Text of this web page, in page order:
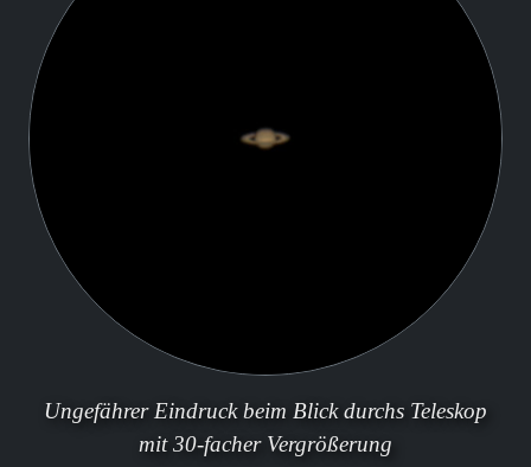
Ungefährer Eindruck beim Blick durchs Teleskop
mit 30-facher Vergrößerung